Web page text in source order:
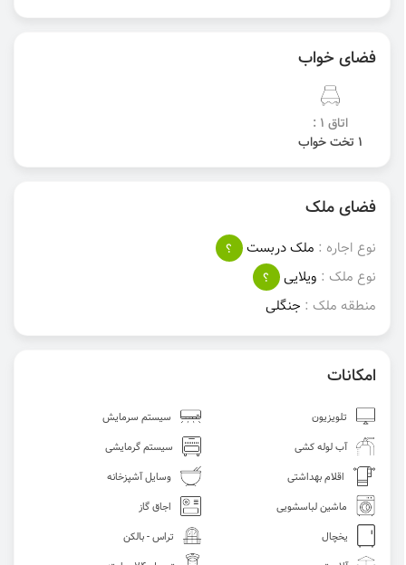
فضای خواب
اتاق 1 :
1 تخت خواب
فضای ملک
نوع اجاره : ملک دربست
؟
نوع ملک : ویلایی
؟
منطقه ملک : جنگلی
امکانات
تلویزیون
سیستم سرمایش
آب لوله کشی
سیستم گرمایشی
اقلام بهداشتی
وسایل آشپزخانه
ماشین لباسشویی
اجاق گاز
یخچال
تراس - بالکن